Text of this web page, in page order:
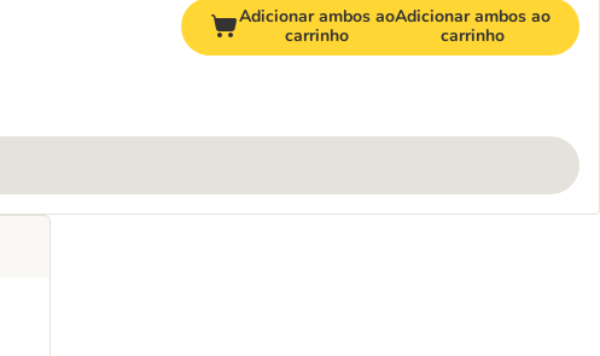
Adicionar ambos ao
carrinho
Adicionar ambos ao
carrinho